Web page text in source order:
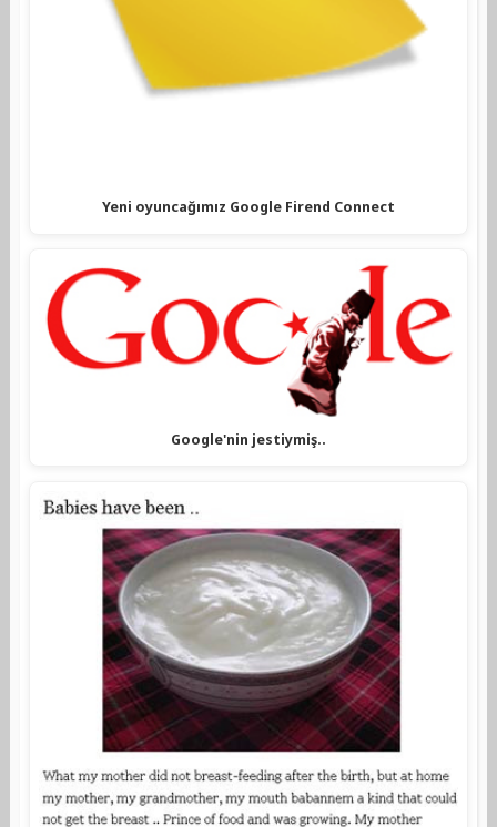
Yeni oyuncağımız Google Firend Connect
Google'nin jestiymiş..